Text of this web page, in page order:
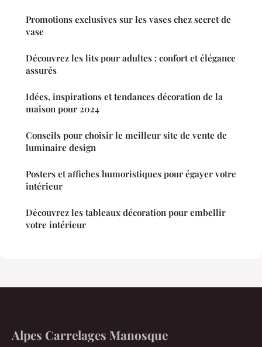
Promotions exclusives sur les vases chez secret de
vase
Découvrez les lits pour adultes : confort et élégance
assurés
Idées, inspirations et tendances décoration de la
maison pour 2024
Conseils pour choisir le meilleur site de vente de
luminaire design
Posters et affiches humoristiques pour égayer votre
intérieur
Découvrez les tableaux décoration pour embellir
votre intérieur
Alpes Carrelages Manosque